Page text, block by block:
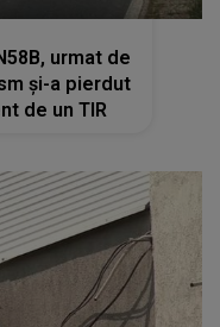
urmat de
și-a pierdut
de un TIR